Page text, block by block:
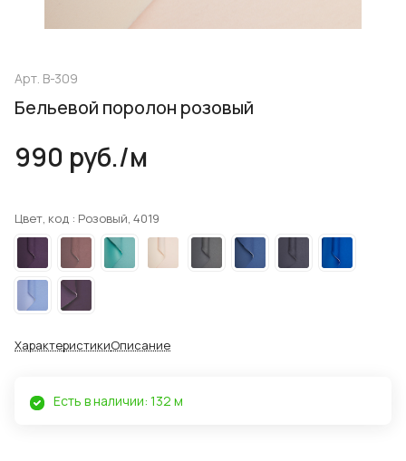
Арт. B-309
Бельевой поролон розовый
990 руб./м
Цвет, код : Розовый, 4019
ХарактеристикиОписание
Есть в наличии: 132 м